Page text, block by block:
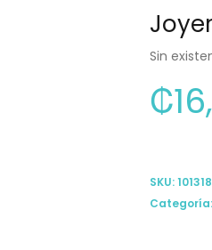
Sin
₡
SKU:
Categoría: